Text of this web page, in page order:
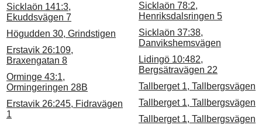
Sicklaön 141:3,
Ekuddsvägen 7
Högudden 30, Grindstigen
Erstavik 26:109,
Braxengatan 8
Orminge 43:1,
Ormingeringen 28B
Erstavik 26:245, Fidravägen
1
Sicklaön 78:2,
Henriksdalsringen 5
Sicklaön 37:38,
Danvikshemsvägen
Lidingö 10:482,
Bergsätravägen 22
Tallberget 1, Tallbergsvägen
Tallberget 1, Tallbergsvägen
Tallberget 1, Tallbergsvägen